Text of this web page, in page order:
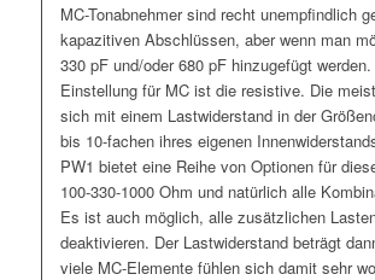
MC-Tonabnehmer sind recht unempfindlich
kapazitiven Abschlüssen, aber wenn man
330 pF und/oder 680 pF hinzugefügt
Einstellung für MC ist die resistive. Die
sich mit einem Lastwiderstand in der
bis 10-fachen ihres eigenen
PW1 bietet eine Reihe von Optionen für
100-330-1000 Ohm und natürlich alle
Es ist auch möglich, alle zusätzlichen
deaktivieren. Der Lastwiderstand beträgt
viele MC-Elemente fühlen sich damit sehr